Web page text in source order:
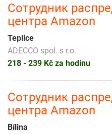
Сотрудник
центра Amazon
Teplice
ADECCO spol. s r.o.
218 - 239 Kč za hodinu
Сотрудник
центра Amazon
Bílina